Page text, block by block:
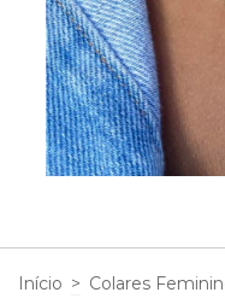
Início > Colares